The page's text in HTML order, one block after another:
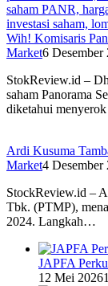
Wih! Komisaris
Market6 Desember
StokReview.id –
saham Panorama
diketahui
Ardi Kusuma
Market4 Desember
StockReview.id –
Tbk. (PTMP),
2024. Langkah…
JAPFA
12 Mei 2026